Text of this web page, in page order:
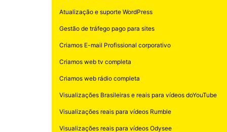
Atualização e suporte WordPress
Gestão de tráfego pago para sites
Criamos E-mail Profissional corporativo
Criamos web tv completa
Criamos web rádio completa
Visualizações Brasileiras e reais para vídeos doYouTube
Visualizações reais para vídeos Rumble
Visualizações reais para vídeos Odysee